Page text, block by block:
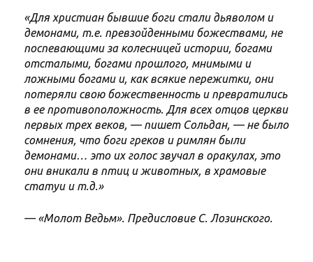
«Для христиан бывшие боги стали дьяволом и
демонами, т.е. превзойденными божествами, не
поспевающими за колесницей истории, богами
отсталыми, богами прошлого, мнимыми и
ложными богами и, как всякие пережитки, они
потеряли свою божественность и превратились
в ее противоположность. Для всех отцов церкви
первых трех веков, — пишет Сольдан, — не было
сомнения, что боги греков и римлян были
демонами… это их голос звучал в оракулах, это
они вникали в птиц и животных, в храмовые
статуи и т.д.»
— «Молот Ведьм». Предисловие С. Лозинского.